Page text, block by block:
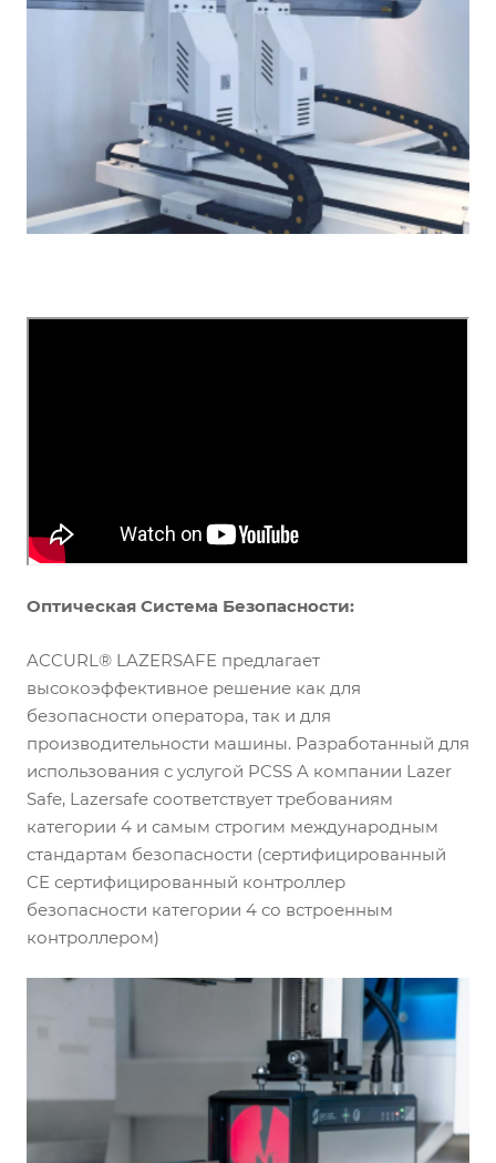
Оптическая Система Безопасности:
ACCURL® LAZERSAFE предлагает
высокоэффективное решение как для
безопасности оператора, так и для
производительности машины. Разработанный для
использования с услугой PCSS A компании Lazer
Safe, Lazersafe соответствует требованиям
категории 4 и самым строгим международным
стандартам безопасности (сертифицированный
CE сертифицированный контроллер
безопасности категории 4 со встроенным
контроллером)